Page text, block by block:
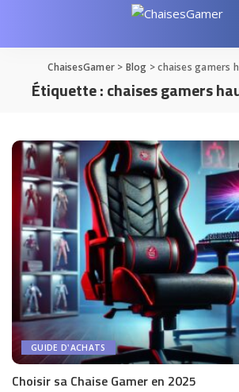
ChaisesGamer > Blog >chaises gamers
Étiquette :chaises gamers
GUIDE D'ACHATS
Choisir sa Chaise Gamer en 2025